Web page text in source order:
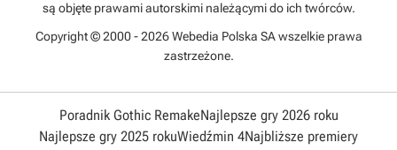
są objęte prawami autorskimi należącymi do ich twórców.
Copyright © 2000 - 2026 Webedia Polska SA wszelkie prawa
zastrzeżone.
Poradnik Gothic RemakeNajlepsze gry 2026 roku
Najlepsze gry 2025 rokuWiedźmin 4Najbliższe premiery